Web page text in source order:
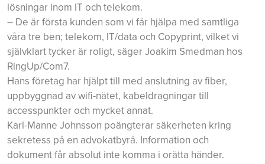
lösningar inom IT och telekom.
– De är första kunden som vi får hjälpa med samtliga
våra tre ben; telekom, IT/data och Copyprint, vilket vi
självklart tycker är roligt, säger Joakim Smedman hos
RingUp/Com7.
Hans företag har hjälpt till med anslutning av fiber,
uppbyggnad av wifi-nätet, kabeldragningar till
accesspunkter och mycket annat.
Karl-Manne Johnsson poängterar säkerheten kring
sekretess på en advokatbyrå. Information och
dokument får absolut inte komma i orätta händer.